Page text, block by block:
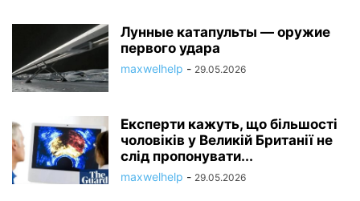
Лунные катапульты — оружие
первого удара
maxwelhelp - 29.05.2026
Експерти кажуть, що більшості
чоловіків у Великій Британії не
слід пропонувати...
maxwelhelp - 29.05.2026